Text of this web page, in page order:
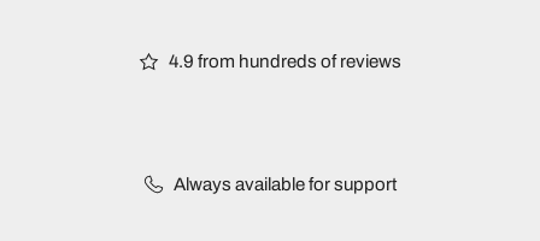
4.9 from hundreds of reviews
Always available for support